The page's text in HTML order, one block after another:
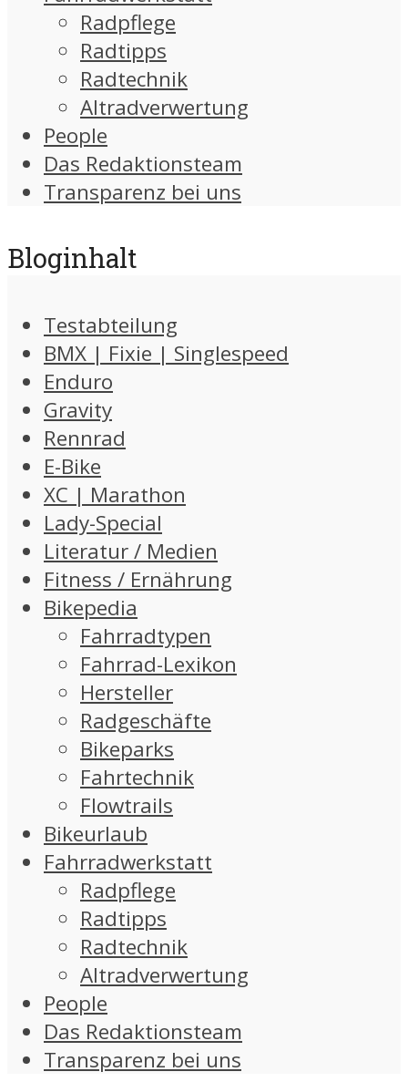
Radpflege
Radtipps
Radtechnik
Altradverwertung
People
Das Redaktionsteam
Transparenz bei uns
Bloginhalt
Testabteilung
BMX | Fixie | Singlespeed
Enduro
Gravity
Rennrad
E-Bike
XC | Marathon
Lady-Special
Literatur / Medien
Fitness / Ernährung
Bikepedia
Fahrradtypen
Fahrrad-Lexikon
Hersteller
Radgeschäfte
Bikeparks
Fahrtechnik
Flowtrails
Bikeurlaub
Fahrradwerkstatt
Radpflege
Radtipps
Radtechnik
Altradverwertung
People
Das Redaktionsteam
Transparenz bei uns